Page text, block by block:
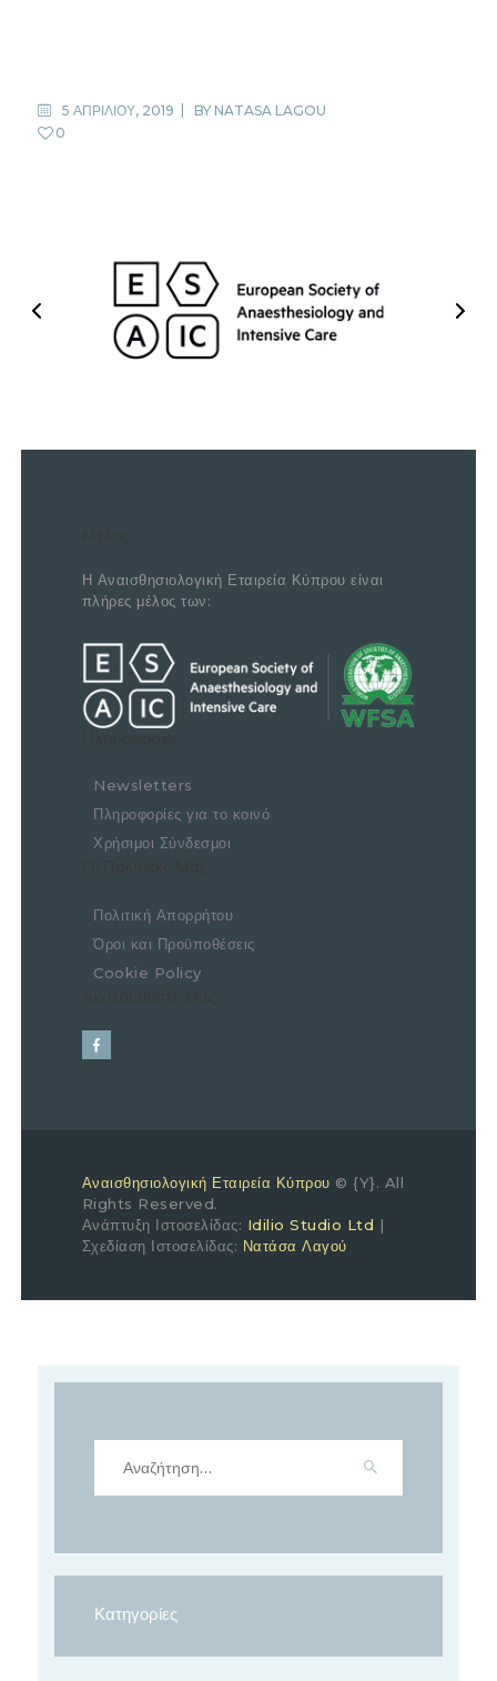
5 ΑΠΡΙΛΙΟΥ, 2019 BY NATASA LAGOU
0
Η Αναισθησιολογική Εταιρεία Κύπρου είναι
πλήρες μέλος των:
Newsletters
Πληροφορίες για το κοινό
Χρήσιμοι Σύνδεσμοι
Πολιτική Απορρήτου
Όροι και Προϋποθέσεις
Cookie Policy
Αναισθησιολογική Εταιρεία Κύπρου © {Y}. All
Rights Reserved.
Ανάπτυξη Ιστοσελίδας: Idilio Studio Ltd |
Σχεδίαση Ιστοσελίδας: Νατάσα Λαγού
Κατηγορίες